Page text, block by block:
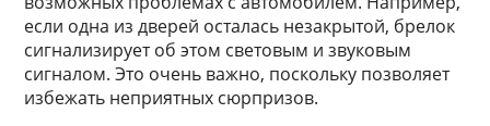
если одна из дверей осталась незакрытой, брелок
сигнализирует об этом световым и звуковым
сигналом. Это очень важно, поскольку позволяет
избежать неприятных сюрпризов.